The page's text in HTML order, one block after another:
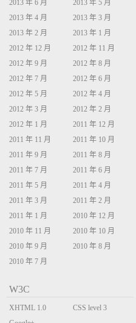
2013 年 6 月
2013 年 5 月
2013 年 4 月
2013 年 3 月
2013 年 2 月
2013 年 1 月
2012 年 12 月
2012 年 11 月
2012 年 9 月
2012 年 8 月
2012 年 7 月
2012 年 6 月
2012 年 5 月
2012 年 4 月
2012 年 3 月
2012 年 2 月
2012 年 1 月
2011 年 12 月
2011 年 11 月
2011 年 10 月
2011 年 9 月
2011 年 8 月
2011 年 7 月
2011 年 6 月
2011 年 5 月
2011 年 4 月
2011 年 3 月
2011 年 2 月
2011 年 1 月
2010 年 12 月
2010 年 11 月
2010 年 10 月
2010 年 9 月
2010 年 8 月
2010 年 7 月
W3C
XHTML 1.0
CSS level 3